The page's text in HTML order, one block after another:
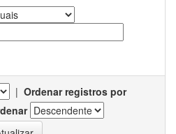
| Ordenar registros por